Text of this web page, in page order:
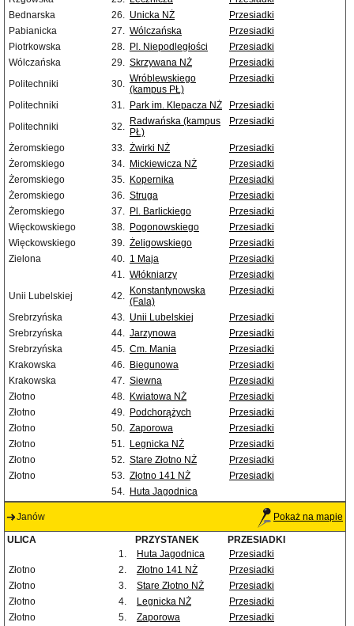
Bednarska
26. Unicka NŻ
Przesiadki
Pabianicka
27. Wólczańska
Przesiadki
Piotrkowska
28. Pl. Niepodległości
Przesiadki
Wólczańska
29. Skrzywana NŻ
Przesiadki
Politechniki
30. Wróblewskiego
(kampus PŁ)
Przesiadki
Politechniki 31. Park im. Klepacza NŻ
Przesiadki
Politechniki
32. Radwańska (kampus
PŁ)
Przesiadki
Żeromskiego 33. Żwirki NŻ
Przesiadki
Żeromskiego
34. Mickiewicza NŻ
Przesiadki
Żeromskiego
35. Kopernika
Przesiadki
Żeromskiego
36. Struga
Przesiadki
Żeromskiego
37. Pl. Barlickiego
Przesiadki
Więckowskiego
38. Pogonowskiego
Przesiadki
Więckowskiego
39. Żeligowskiego
Przesiadki
Zielona
40. 1 Maja
Przesiadki
41. Włókniarzy
Przesiadki
Unii Lubelskiej
42. Konstantynowska
(Fala)
Przesiadki
Srebrzyńska 43. Unii Lubelskiej
Przesiadki
Srebrzyńska
44. Jarzynowa
Przesiadki
Srebrzyńska
45. Cm. Mania
Przesiadki
Krakowska
46. Biegunowa
Przesiadki
Krakowska
47. Siewna
Przesiadki
Złotno
48. Kwiatowa NŻ
Przesiadki
Złotno
49. Podchorążych
Przesiadki
Złotno
50. Zaporowa
Przesiadki
Złotno
51. Legnicka NŻ
Przesiadki
Złotno
52. Stare Złotno NŻ
Przesiadki
Złotno
53. Złotno 141 NŻ
Przesiadki
54. Huta Jagodnica
Janów Pokaż na mapie
ULICA PRZYSTANEK
PRZESIADKI
1.
Huta Jagodnica
Przesiadki
Złotno
2. Złotno 141 NŻ
Przesiadki
Złotno
3. Stare Złotno NŻ
Przesiadki
Złotno
4. Legnicka NŻ
Przesiadki
Złotno
5. Zaporowa
Przesiadki